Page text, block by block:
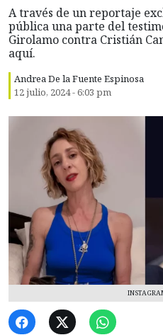
A través de un reportaje
pública una parte del
Girolamo contra Cristián
aquí.
Andrea De la Fuente Espinosa
12 julio, 2024 - 6:03 pm